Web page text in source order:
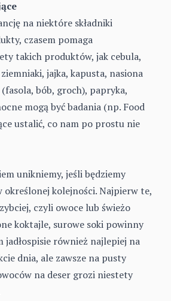
na niektóre składniki
czasem pomaga
takich produktów, jak cebula,
jajka, kapusta, nasiona
bób, groch), papryka,
mogą być badania (np. Food
ustalić, co nam po prostu nie
unikniemy, jeśli będziemy
określonej kolejności. Najpierw te,
czyli owoce lub świeżo
koktajle, surowe soki powinny
jadłospisie również najlepiej na
dnia, ale zawsze na pusty
na deser grozi niestety